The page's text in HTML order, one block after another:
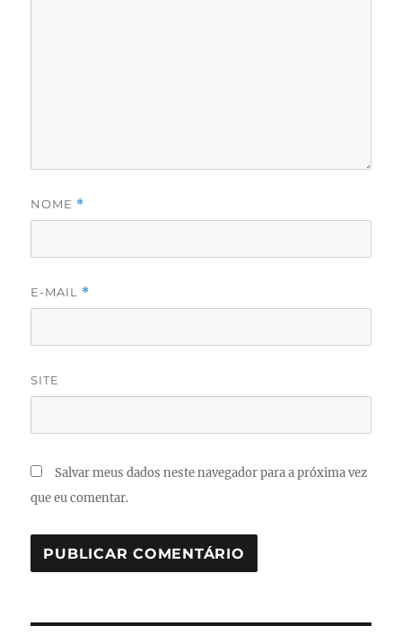
NOME *
E-MAIL *
SITE
Salvar meus dados neste navegador para a próxima vez
que eu comentar.